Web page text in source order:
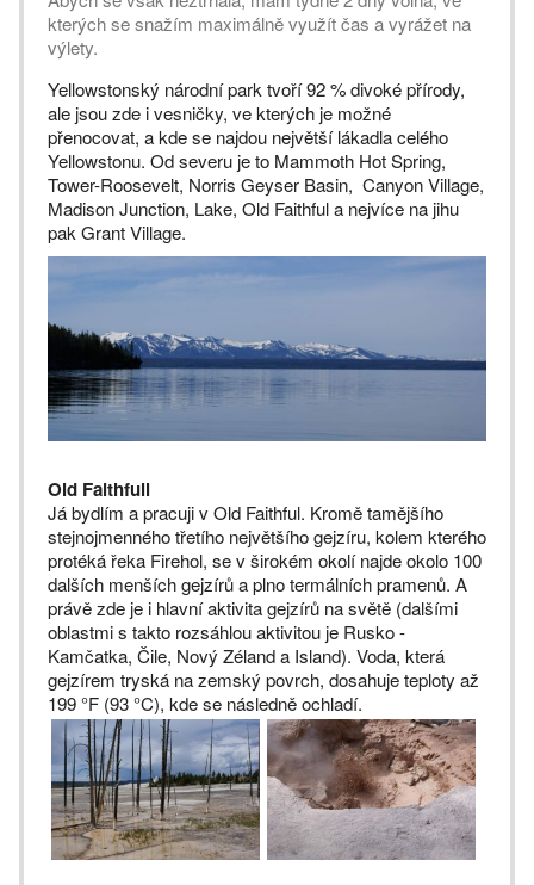
kterých se snažím maximálně využít čas a vyrážet na
výlety.
Yellowstonský národní park tvoří 92 % divoké přírody,
ale jsou zde i vesničky, ve kterých je možné
přenocovat, a kde se najdou největší lákadla celého
Yellowstonu. Od severu je to Mammoth Hot Spring,
Tower-Roosevelt, Norris Geyser Basin, Canyon Village,
Madison Junction, Lake, Old Faithful a nejvíce na jihu
pak Grant Village.
Old Faithfull
Já bydlím a pracuji v Old Faithful. Kromě tamějšího
stejnojmenného třetího největšího gejzíru, kolem kterého
protéká řeka Firehol, se v širokém okolí najde okolo 100
dalších menších gejzírů a plno termálních pramenů. A
právě zde je i hlavní aktivita gejzírů na světě (dalšími
oblastmi s takto rozsáhlou aktivitou je Rusko -
Kamčatka, Čile, Nový Zéland a Island). Voda, která
gejzírem tryská na zemský povrch, dosahuje teploty až
199 °F (93 °C), kde se následně ochladí.